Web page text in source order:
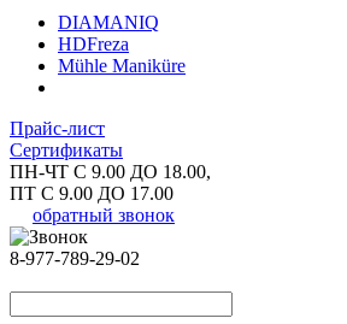
DIAMANIQ
HDFreza
Mühle Maniküre
Прайс-лист
Сертификаты
ПН-ЧТ С 9.00 ДО 18.00,
ПТ С 9.00 ДО 17.00
обратный звонок
8-977-789-29-02